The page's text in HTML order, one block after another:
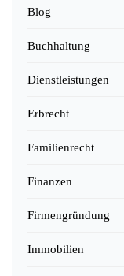
Blog
Buchhaltung
Dienstleistungen
Erbrecht
Familienrecht
Finanzen
Firmengründung
Immobilien